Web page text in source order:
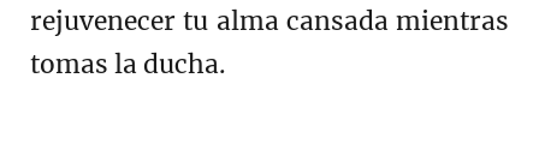
rejuvenecer tu alma cansada mientras
tomas la ducha.